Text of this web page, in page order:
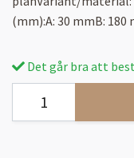
(mm):A: 30 mmB: 180
Det går bra att